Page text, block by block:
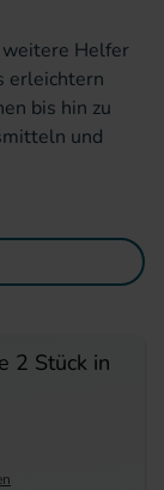
weitere Helfer
erleichtern
bis hin zu
und
2 Stück in